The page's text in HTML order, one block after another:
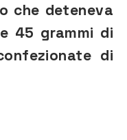
che deteneva
45 grammi di
di